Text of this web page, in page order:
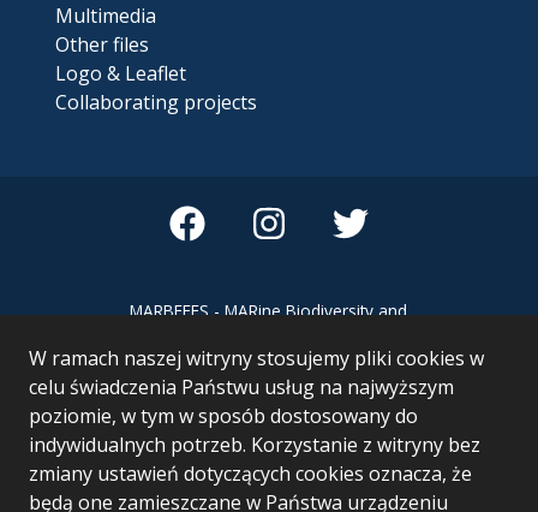
W ramach naszej witryny stosujemy pliki cookies w
celu świadczenia Państwu usług na najwyższym
poziomie, w tym w sposób dostosowany do
indywidualnych potrzeb. Korzystanie z witryny bez
zmiany ustawień dotyczących cookies oznacza, że
będą one zamieszczane w Państwa urządzeniu
Multimedia
Other files
Logo & Leaflet
Collaborating projects
MARBEFES - MARine Biodiversity and
Ecosystem Services MARBEFES project
has received funding from the European
Union’s Horizon Europe research and
innovation programme under Grant
Agreement no 101060937